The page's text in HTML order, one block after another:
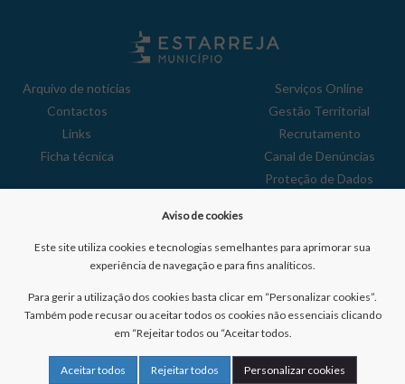
Arquivo de notícias
Contactos
Links
Ficha técnica
Serviços Online
Gestão Territorial
Recrutamento
Canal de Denúncias
Proteção de Dados
Reclamações
41053825
Aviso de cookies
Este site utiliza cookies e tecnologias semelhantes para aprimorar sua
experiência de navegação e para fins analíticos.
Para gerir a utilização dos cookies basta clicar em “Personalizar cookies”.
Também pode recusar ou aceitar todos os cookies não essenciais clicando
em “Rejeitar todos ou “Aceitar todos.
Aceitar todos Rejeitar todos Personalizar cookies